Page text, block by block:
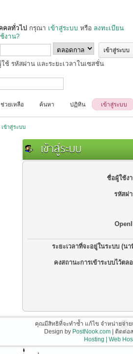
คลทั่วไป กรุณา เข้าสู่ระบบ หรือ ลงทะเบียน
งาน?
ช้ รหัสผ่าน และระยะเวลาในเซสชั่น
ช่วยเหลือ ค้นหา ปฏิทิน เข้าสู่ระบบ
เข้าสู่ระบบ
เข้าสู่ระบบ
ชื่อผู้ใช้ง
รหัสผ่
ระยะเวลาที่จะอยู่ในระบบ (นา
คงสถานะการเข้าระบบไว้ตล
คุณมีสิทธิที่จะทำซ้ำ แก้ไข จำหน่ายจ่า
Design by PostNook.com| ติดต่อส
Hosting | Web